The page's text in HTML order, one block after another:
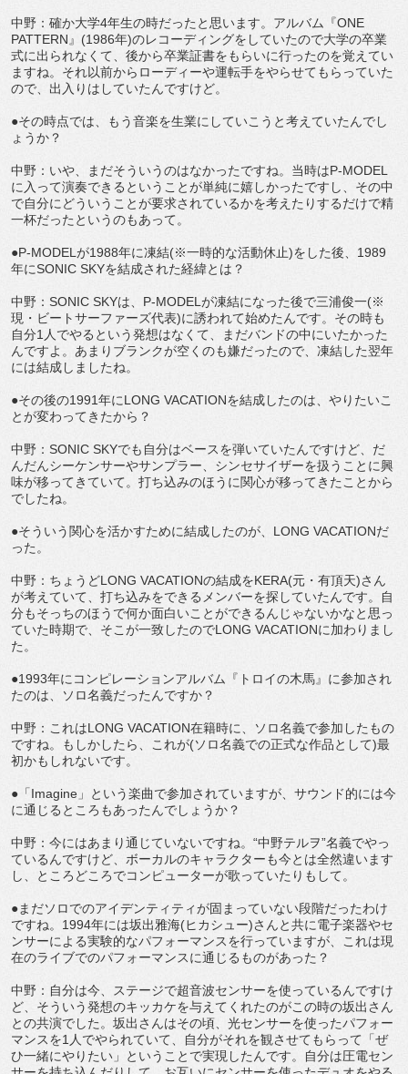
中野：確か大学4年生の時だったと思います。アルバム『ONE
PATTERN』(1986年)のレコーディングをしていたので大学の卒業
式に出られなくて、後から卒業証書をもらいに行ったのを覚えてい
ますね。それ以前からローディーや運転手をやらせてもらっていた
ので、出入りはしていたんですけど。
●その時点では、もう音楽を生業にしていこうと考えていたんでし
ょうか？
中野：いや、まだそういうのはなかったですね。当時はP-MODEL
に入って演奏できるということが単純に嬉しかったですし、その中
で自分にどういうことが要求されているかを考えたりするだけで精
一杯だったというのもあって。
●P-MODELが1988年に凍結(※一時的な活動休止)をした後、1989
年にSONIC SKYを結成された経緯とは？
中野：SONIC SKYは、P-MODELが凍結になった後で三浦俊一(※
現・ビートサーファーズ代表)に誘われて始めたんです。その時も
自分1人でやるという発想はなくて、まだバンドの中にいたかった
んですよ。あまりブランクが空くのも嫌だったので、凍結した翌年
には結成しましたね。
●その後の1991年にLONG VACATIONを結成したのは、やりたいこ
とが変わってきたから？
中野：SONIC SKYでも自分はベースを弾いていたんですけど、だ
んだんシーケンサーやサンプラー、シンセサイザーを扱うことに興
味が移ってきていて。打ち込みのほうに関心が移ってきたことから
でしたね。
●そういう関心を活かすために結成したのが、LONG VACATIONだ
った。
中野：ちょうどLONG VACATIONの結成をKERA(元・有頂天)さん
が考えていて、打ち込みをできるメンバーを探していたんです。自
分もそっちのほうで何か面白いことができるんじゃないかなと思っ
ていた時期で、そこが一致したのでLONG VACATIONに加わりまし
た。
●1993年にコンピレーションアルバム『トロイの木馬』に参加され
たのは、ソロ名義だったんですか？
中野：これはLONG VACATION在籍時に、ソロ名義で参加したもの
ですね。もしかしたら、これが(ソロ名義での正式な作品として)最
初かもしれないです。
●「Imagine」という楽曲で参加されていますが、サウンド的には今
に通じるところもあったんでしょうか？
中野：今にはあまり通じていないですね。“中野テルヲ”名義でやっ
ているんですけど、ボーカルのキャラクターも今とは全然違います
し、ところどころでコンピューターが歌っていたりもして。
●まだソロでのアイデンティティが固まっていない段階だったわけ
ですね。1994年には坂出雅海(ヒカシュー)さんと共に電子楽器やセ
ンサーによる実験的なパフォーマンスを行っていますが、これは現
在のライブでのパフォーマンスに通じるものがあった？
中野：自分は今、ステージで超音波センサーを使っているんですけ
ど、そういう発想のキッカケを与えてくれたのがこの時の坂出さん
との共演でした。坂出さんはその頃、光センサーを使ったパフォー
マンスを1人でやられていて、自分がそれを観させてもらって「ぜ
ひ一緒にやりたい」ということで実現したんです。自分は圧電セン